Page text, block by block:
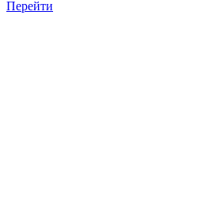
Перейти